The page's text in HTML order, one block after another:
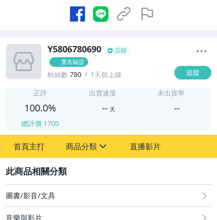
Y5806780690
店鋪
實名驗證
粉絲數 780 1天前上線 追蹤
正評
100.0%
總評價 1700
出貨速度
-- 天
未出貨率
--
首頁主打 商品分類
其它
直播影片
圖書/影音/文具
音樂與影片